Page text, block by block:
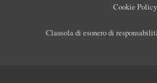
Cookie Policy
Clausola di esonero di